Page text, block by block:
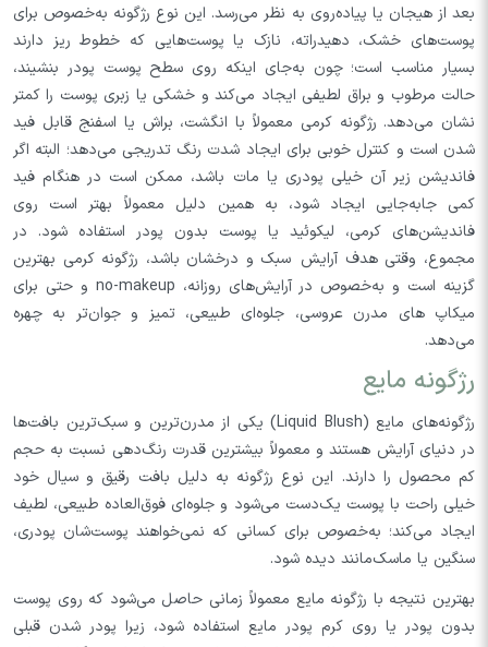
بعد از هیجان یا پیاده‌روی به نظر می‌رسد. این نوع رژگونه به‌خصوص برای
پوست‌های خشک، دهیدراته، نازک یا پوست‌هایی که خطوط ریز دارند
بسیار مناسب است؛ چون به‌جای اینکه روی سطح پوست پودر بنشیند،
حالت مرطوب و براق لطیفی ایجاد می‌کند و خشکی یا زبری پوست را کمتر
نشان می‌دهد. رژگونه کرمی معمولاً با انگشت، براش یا اسفنج قابل فید
شدن است و کنترل خوبی برای ایجاد شدت رنگ تدریجی می‌دهد؛ البته اگر
فاندیشن زیر آن خیلی پودری یا مات باشد، ممکن است در هنگام فید
کمی جابه‌جایی ایجاد شود، به همین دلیل معمولاً بهتر است روی
فاندیشن‌های کرمی، لیکوئید یا پوست بدون پودر استفاده شود. در
مجموع، وقتی هدف آرایش سبک و درخشان باشد، رژگونه کرمی بهترین
گزینه است و به‌خصوص در آرایش‌های روزانه، no-makeup و حتی برای
میکاپ های مدرن عروسی، جلوه‌ای طبیعی، تمیز و جوان‌تر به چهره
می‌دهد.
رژگونه مایع
رژگونه‌های مایع (Liquid Blush) یکی از مدرن‌ترین و سبک‌ترین بافت‌ها
در دنیای آرایش هستند و معمولاً بیشترین قدرت رنگ‌دهی نسبت به حجم
کم محصول را دارند. این نوع رژگونه به دلیل بافت رقیق و سیال خود
خیلی راحت با پوست یک‌دست می‌شود و جلوه‌ای فوق‌العاده طبیعی، لطیف
ایجاد می‌کند؛ به‌خصوص برای کسانی که نمی‌خواهند پوست‌شان پودری،
سنگین یا ماسک‌مانند دیده شود.
بهترین نتیجه با رژگونه مایع معمولاً زمانی حاصل می‌شود که روی پوست
بدون پودر یا روی کرم پودر مایع استفاده شود، زیرا پودر شدن قبلی